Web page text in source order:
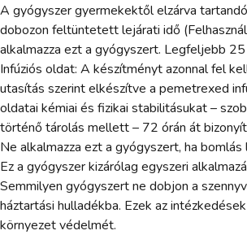
A gyógyszer gyermekektől elzárva
dobozon feltüntetett lejárati idő
alkalmazza ezt a gyógyszert. Legfeljebb
Infúziós oldat: A készítményt azonnal fel
utasítás szerint elkészítve a pemetrexed
oldatai kémiai és fizikai stabilitásukat –
történő tárolás mellett – 72 órán át
Ne alkalmazza ezt a gyógyszert, ha
Ez a gyógyszer kizárólag egyszeri
Semmilyen gyógyszert ne dobjon a
háztartási hulladékba. Ezek az
környezet védelmét.